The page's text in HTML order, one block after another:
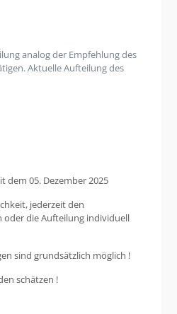
analog der Empfehlung des
Aktuelle Aufteilung des
dem 05. Dezember 2025
jederzeit den
oder die Aufteilung individuell
sind grundsätzlich möglich !
schätzen !